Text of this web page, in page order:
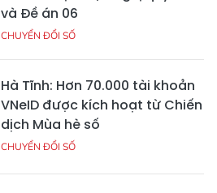
và Đề án 06
CHUYỂN ĐỔI SỐ
Hà Tĩnh: Hơn 70.000 tài khoản
VNeID được kích hoạt từ Chiến
dịch Mùa hè số
CHUYỂN ĐỔI SỐ